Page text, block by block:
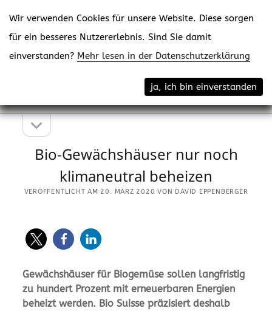
Menü
Seitenleiste
Seitenleiste
öffnen
Bio-Gewächshäuser nur noch
klimaneutral beheizen
VERÖFFENTLICHT AM 20. MÄRZ 2020 VON DAVID EPPENBERGER
Gewächshäuser für Biogemüse sollen langfristig
zu hundert Prozent mit erneuerbaren Energien
beheizt werden. Bio Suisse präzisiert deshalb
Wir verwenden Cookies für unsere Website. Diese sorgen
für ein besseres Nutzererlebnis. Sind Sie damit
einverstanden? Mehr lesen in der Datenschutzerklärung
ja, ich bin einverstanden